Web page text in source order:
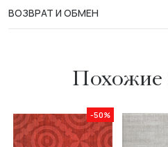
ВОЗВРАТ И ОБМЕН
Похожие
-50%